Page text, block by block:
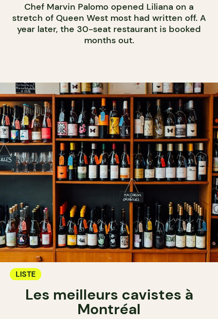
Chef Marvin Palomo opened Liliana on a
stretch of Queen West most had written off. A
year later, the 30-seat restaurant is booked
months out.
LISTE
Les meilleurs cavistes à
Montréal